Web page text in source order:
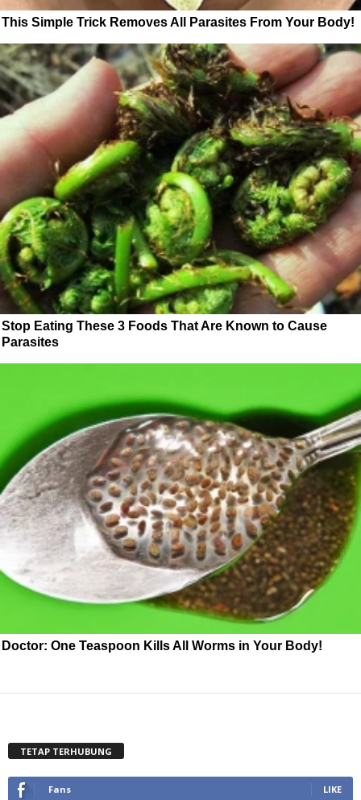
This Simple Trick Removes All Parasites From Your Body!
Stop Eating These 3 Foods That Are Known to Cause
Parasites
Doctor: One Teaspoon Kills All Worms in Your Body!
TETAP TERHUBUNG
Fans LIKE